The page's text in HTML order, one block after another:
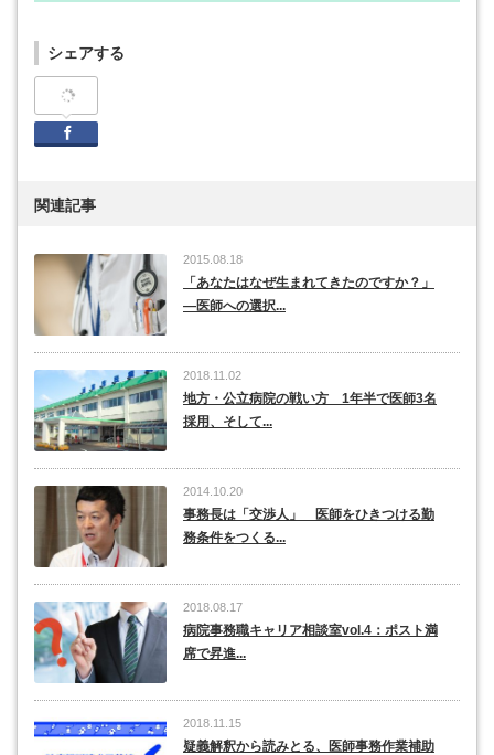
シェアする
関連記事
2015.08.18
「あなたはなぜ生まれてきたのですか？」
―医師への選択...
2018.11.02
地方・公立病院の戦い方 1年半で医師3名
採用、そして...
2014.10.20
事務長は「交渉人」 医師をひきつける勤
務条件をつくる...
2018.08.17
病院事務職キャリア相談室vol.4：ポスト満
席で昇進...
2018.11.15
疑義解釈から読みとる、医師事務作業補助